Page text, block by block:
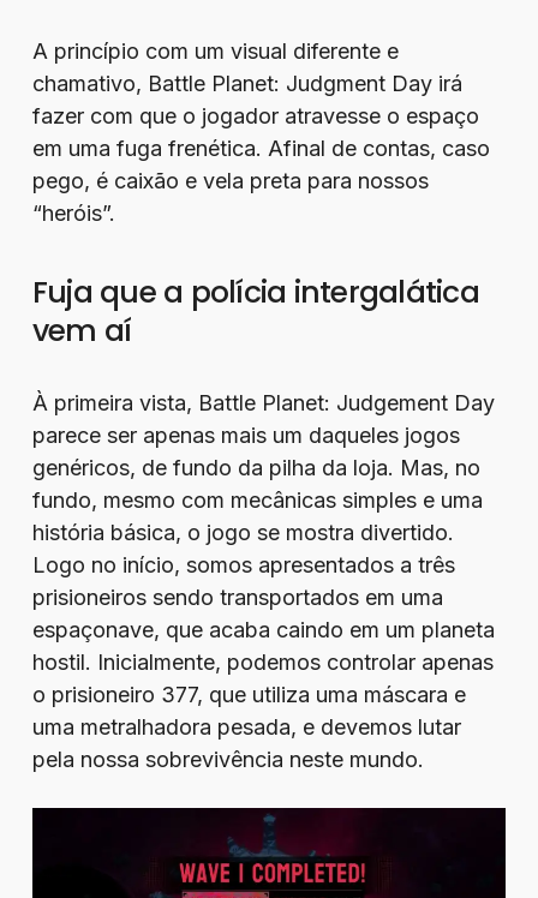
A princípio com um visual diferente e
chamativo, Battle Planet: Judgment Day irá
fazer com que o jogador atravesse o espaço
em uma fuga frenética. Afinal de contas, caso
pego, é caixão e vela preta para nossos
“heróis”.
Fuja que a polícia intergalática
vem aí
À primeira vista, Battle Planet: Judgement Day
parece ser apenas mais um daqueles jogos
genéricos, de fundo da pilha da loja. Mas, no
fundo, mesmo com mecânicas simples e uma
história básica, o jogo se mostra divertido.
Logo no início, somos apresentados a três
prisioneiros sendo transportados em uma
espaçonave, que acaba caindo em um planeta
hostil. Inicialmente, podemos controlar apenas
o prisioneiro 377, que utiliza uma máscara e
uma metralhadora pesada, e devemos lutar
pela nossa sobrevivência neste mundo.